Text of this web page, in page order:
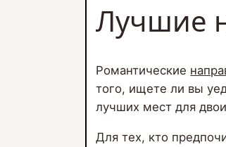
Лучшие
Романтические
того, ищете ли вы
лучших мест для
Для тех, кто